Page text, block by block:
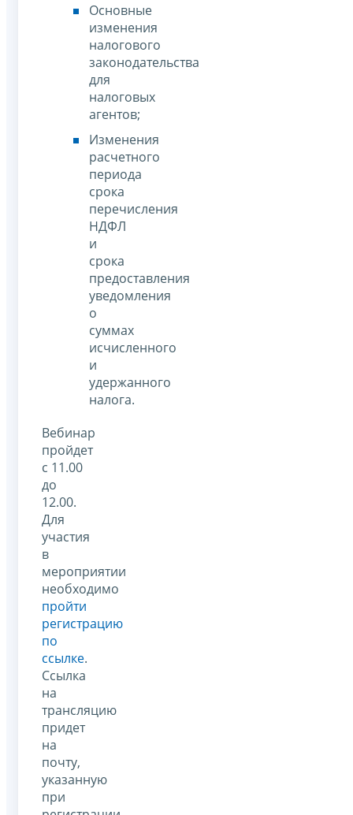
Основные
изменения
налогового
законодательства
для
налоговых
агентов;
Изменения
расчетного
периода
срока
перечисления
НДФЛ
и
срока
предоставления
уведомления
о
суммах
исчисленного
и
удержанного
налога.
Вебинар
пройдет
с 11.00
до
12.00.
Для
участия
в
мероприятии
необходимо
пройти
регистрацию
по
ссылке.
Ссылка
на
трансляцию
придет
на
почту,
указанную
при